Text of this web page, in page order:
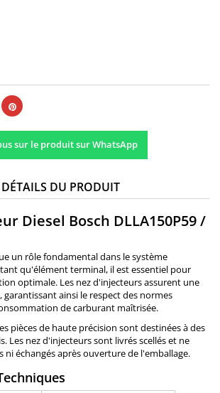
sur le produit sur WhatsApp
DÉTAILS DU PRODUIT
Diesel Bosch DLLA150P59 /
un rôle fondamental dans le système
qu'élément terminal, il est essentiel pour
optimale. Les nez d'injecteurs assurent une
garantissant ainsi le respect des normes
de carburant maîtrisée.
pièces de haute précision sont destinées à des
Les nez d'injecteurs sont livrés scellés et ne
ni échangés après ouverture de l'emballage.